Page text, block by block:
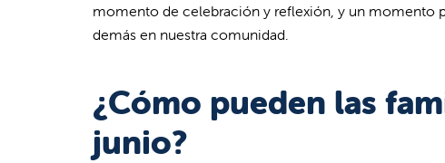
momento de celebración y reflexión, y un momento
demás en nuestra comunidad.
¿Cómo pueden las
junio?